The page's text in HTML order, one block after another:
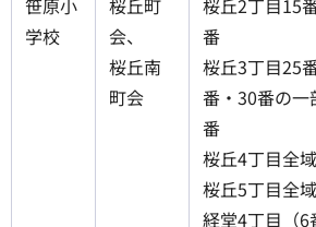
笹原小
学校
桜丘町
会、
桜丘南
町会
桜丘2丁目15
番
桜丘3丁目25
番・30番の一
番
桜丘4丁目全域
桜丘5丁目全域
経堂4丁目（6